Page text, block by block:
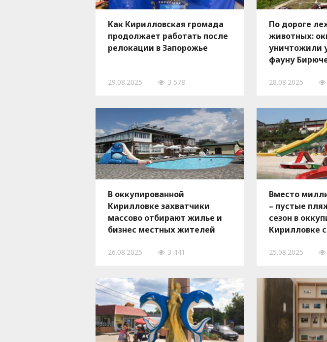
Как Кирилловская громада
продолжает работать после
релокации в Запорожье
29.08.2025 3 578
По дороге
животных:
уничтожили
фауну
28.08.2025
В оккупированной
Кирилловке захватчики
массово отбирают жилье и
бизнес местных жителей
26.08.2025 3 441
Вместо
– пустые
сезон в
Кирилловке
25.08.2025